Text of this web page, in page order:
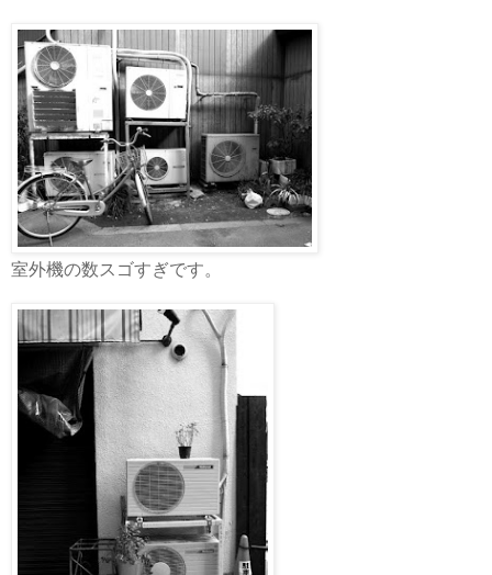
室外機の数スゴすぎです。